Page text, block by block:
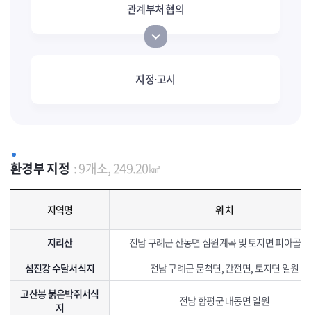
관계부처 협의
지정·고시
환경부 지정 : 9개소, 249.20㎢
지역명 위 치
지리산
전남 구례군 산동면 심원계곡 및 토지면 피아골
섬진강 수달서식지
전남 구례군 문척면, 간전면, 토지면 일원
고산봉 붉은박쥐서식
지
전남 함평군 대동면 일원